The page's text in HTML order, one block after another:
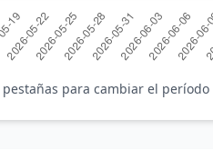
pestañas para cambiar el